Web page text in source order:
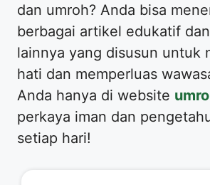
dan umroh? Anda bisa
berbagai artikel edukatif
lainnya yang disusun untuk
hati dan memperluas
Anda hanya di website
perkaya iman dan
setiap hari!